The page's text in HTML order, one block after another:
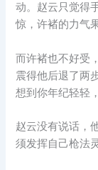
动。赵云只觉得
惊，许褚的力气
而许褚也不好受
震得他后退了两
想到你年纪轻轻
赵云没有说话，
须发挥自己枪法